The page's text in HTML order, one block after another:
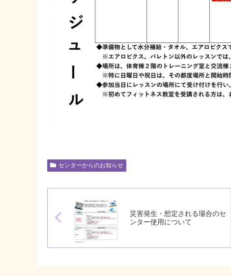
センターからのお知らせ
災害発生・想定される場合のセ
ンター使用について